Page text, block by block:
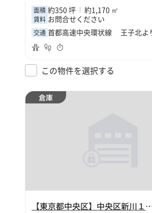
面積 約350 坪 約1,170 ㎡
賃料 お問合せください
交通 首都高速中央環状線 王子北よ
この物件を選択する
倉庫
【東京都中央区】中央区